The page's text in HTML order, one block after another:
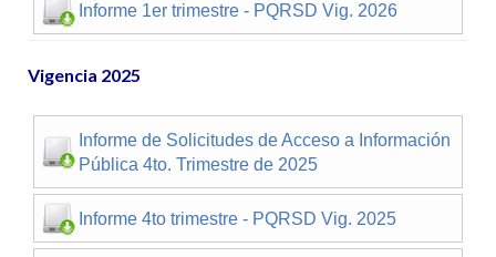
Informe 1er trimestre - PQRSD Vig. 2026
Vigencia 2025
Informe de Solicitudes de Acceso a Información
Pública 4to. Trimestre de 2025
Informe 4to trimestre - PQRSD Vig. 2025